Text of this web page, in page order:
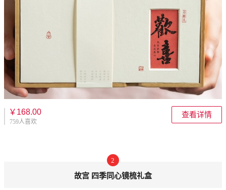
￥168.00
759人喜欢
查看详情
2
故宫 四季同心镜梳礼盒